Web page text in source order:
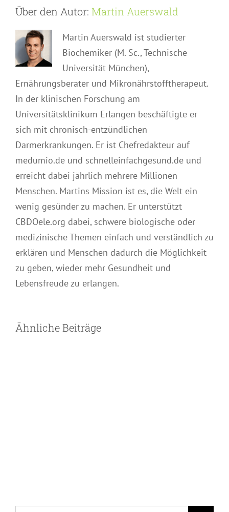
Über den Autor: Martin Auerswald
Martin Auerswald ist studierter
Biochemiker (M. Sc., Technische
Universität München),
Ernährungsberater und Mikronährstofftherapeut.
In der klinischen Forschung am
Universitätsklinikum Erlangen beschäftigte er
sich mit chronisch-entzündlichen
Darmerkrankungen. Er ist Chefredakteur auf
medumio.de und schnelleinfachgesund.de und
erreicht dabei jährlich mehrere Millionen
Menschen. Martins Mission ist es, die Welt ein
wenig gesünder zu machen. Er unterstützt
CBDOele.org dabei, schwere biologische oder
medizinische Themen einfach und verständlich zu
erklären und Menschen dadurch die Möglichkeit
zu geben, wieder mehr Gesundheit und
Lebensfreude zu erlangen.
Ähnliche Beiträge